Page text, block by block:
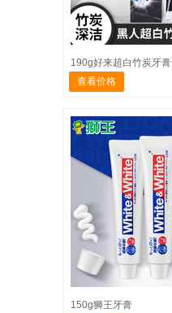
190g好来超白竹炭牙膏
查看价格
150g狮王牙膏